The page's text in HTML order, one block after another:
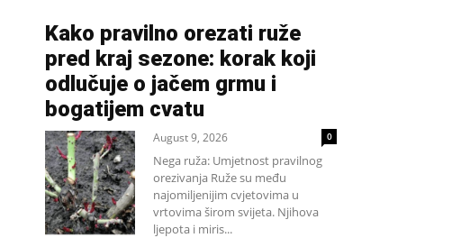
Kako pravilno orezati ruže
pred kraj sezone: korak koji
odlučuje o jačem grmu i
bogatijem cvatu
August 9, 2026 0
Nega ruža: Umjetnost pravilnog
orezivanja Ruže su među
najomiljenijim cvjetovima u
vrtovima širom svijeta. Njihova
ljepota i miris...